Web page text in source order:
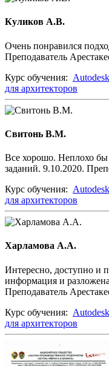
Куликов А.В.
Очень понравился
Преподаватель
Курс обучения:
для архитекторов
Свитонь В.М.
Все хорошо. Неплохо бы
заданий. 9.10.2020.
Курс обучения:
для архитекторов
Харламова А.А.
Интересно, доступно и
информация и
Преподаватель
Курс обучения:
для архитекторов